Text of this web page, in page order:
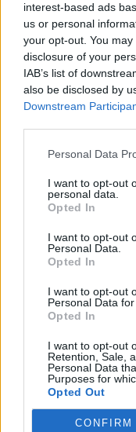
interest-based ads
us or personal
your opt-out. You
disclosure of your
IAB’s list of
also be disclosed by
Downstream
Personal Data
I want to opt-out
personal data.
Opted In
I want to opt-out
Personal Data.
Opted In
I want to opt-out
Personal Data
Opted In
I want to opt-out
Retention, Sale,
Personal Data
Purposes for
Opted Out
CONFIRM
DEIXA UNA
Comentari:
Deseu el meu
aquest navegador